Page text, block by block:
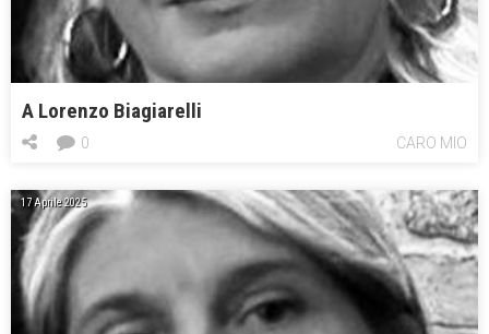
A Lorenzo Biagiarelli
CARO MIO
0
17 Aprile 2025